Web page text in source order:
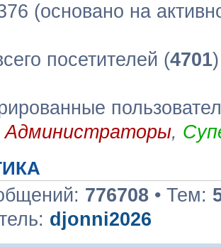
(основано на
посетителей (4701
Администраторы,
776708 • Тем:
djonni2026